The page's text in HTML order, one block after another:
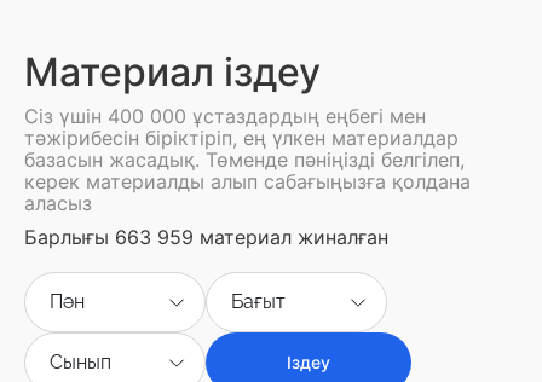
Материал іздеу
Сіз үшін 400 000 ұстаздардың еңбегі мен
тәжірибесін біріктіріп, ең үлкен материалдар
базасын жасадық. Төменде пәніңізді белгілеп,
керек материалды алып сабағыңызға қолдана
аласыз
Барлығы 663 959 материал жиналған
Пән Бағыт
Сынып Іздеу